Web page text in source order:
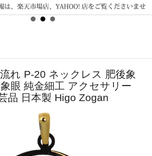
れ P-20 ネックレス 肥後象
眼 純金細工 アクセサリー
品 日本製 Higo Zogan